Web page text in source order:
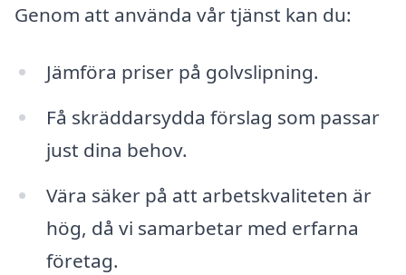
Genom att använda vår tjänst kan du:
Jämföra priser på golvslipning.
Få skräddarsydda förslag som passar
just dina behov.
Vära säker på att arbetskvaliteten är
hög, då vi samarbetar med erfarna
företag.